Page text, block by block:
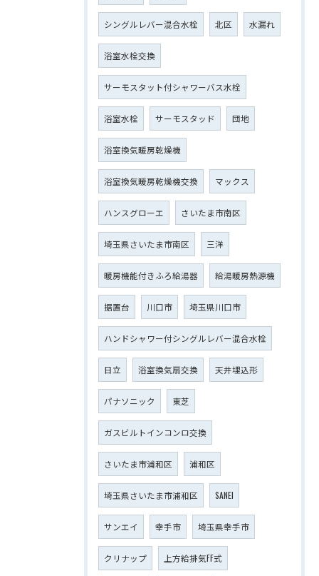
シングルレバー混合水栓 北区 水漏れ
浴室水栓交換
サーモスタット付シャワーバス水栓
浴室水栓 サーモスタッド 団地
浴室換気暖房乾燥機
浴室換気暖房乾燥機交換 マックス
ハンスグローエ さいたま市南区
埼玉県さいたま市南区 三洋
暖房機能付きふろ給湯器 給湯暖房熱源機
据置台 川口市 埼玉県川口市
ハンドシャワー付シングルレバー混合水栓
日立 浴室換気扇交換 天井埋込形
パナソニック 東芝
ガスビルトインコンロ交換
さいたま市浦和区 浦和区
埼玉県さいたま市浦和区 SANEI
サンエイ 幸手市 埼玉県幸手市
クリナップ 上方給排気FF式